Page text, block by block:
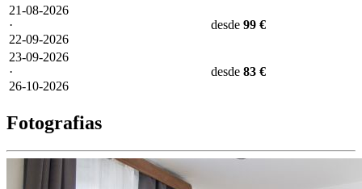
21-08-2026
·
22-09-2026
desde 99 €
23-09-2026
·
26-10-2026
desde 83 €
Fotografias